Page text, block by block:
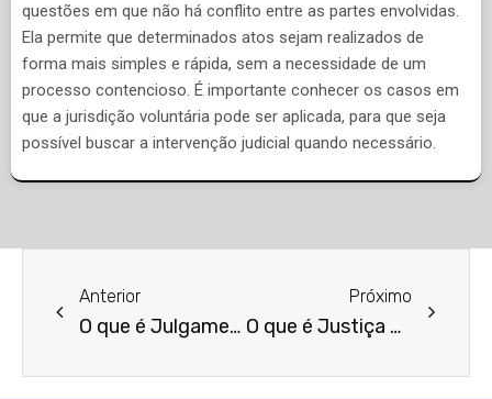
questões em que não há conflito entre as partes envolvidas.
Ela permite que determinados atos sejam realizados de
forma mais simples e rápida, sem a necessidade de um
processo contencioso. É importante conhecer os casos em
que a jurisdição voluntária pode ser aplicada, para que seja
possível buscar a intervenção judicial quando necessário.
Anterior
O que é Julgamento Singular?
Próximo
O que é Justiça Gratuita?